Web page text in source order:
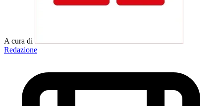
A cura di
Redazione